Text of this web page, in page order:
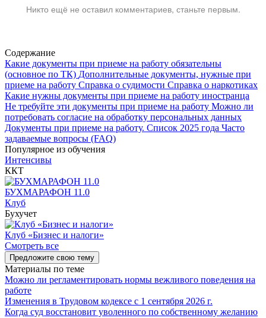
Никто ещё не оставил комментариев, станьте первым.
Содержание
Какие документы при приеме на работу обязательны
(основное по ТК) Дополнительные документы, нужные при
приеме на работу Справка о судимости Справка о наркотиках
Какие нужны документы при приеме на работу иностранца
Не требуйте эти документы при приеме на работу Можно ли
потребовать согласие на обработку персональных данных
Документы при приеме на работу. Список 2025 года Часто
задаваемые вопросы (FAQ)
Популярное из обучения
Интенсивы
ККТ
БУХМАРАФОН 11.0
Клуб
Бухучет
Клуб «Бизнес и налоги»
Смотреть все
Предложите свою тему
Материалы по теме
Можно ли регламентировать нормы вежливого поведения на
работе
Изменения в Трудовом кодексе с 1 сентября 2026 г.
Когда суд восстановит уволенного по собственному желанию